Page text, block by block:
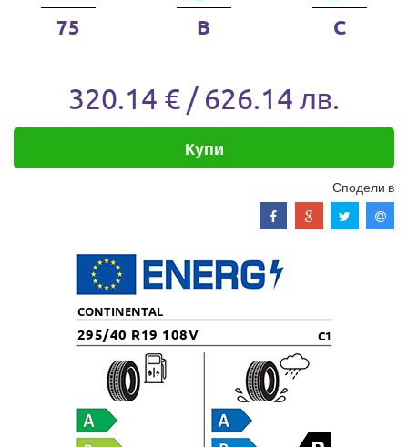
75 B C
320.14 € / 626.14 лв.
Купи
Сподели в
CONTINENTAL
295/40 R19 108V C1